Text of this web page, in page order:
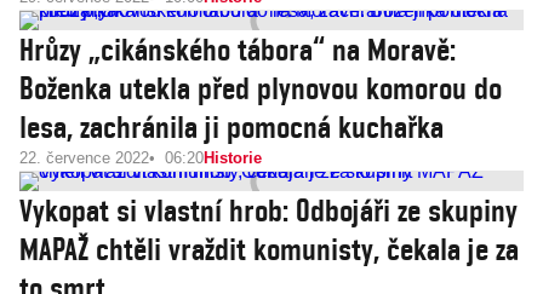
Hrůzy „cikánského tábora“ na Moravě:
Boženka utekla před plynovou komorou do
lesa, zachránila ji pomocná kuchařka
22. července 2022 06:20Historie
Vykopat si vlastní hrob: Odbojáři ze skupiny
MAPAŽ chtěli vraždit komunisty, čekala je za